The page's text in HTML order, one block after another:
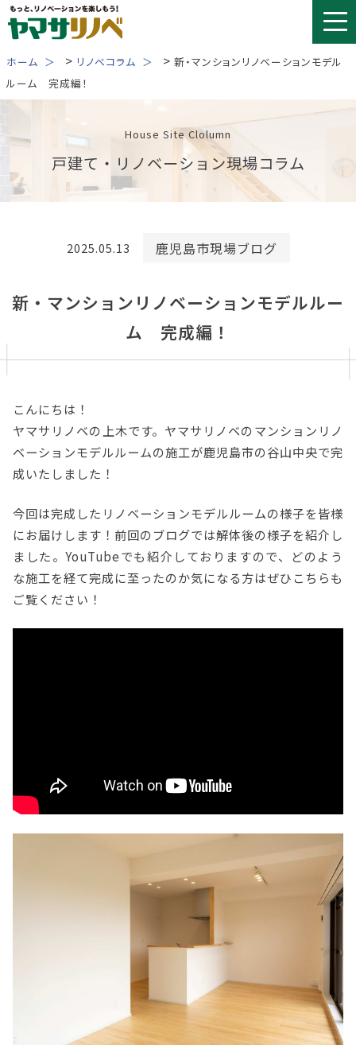
Skip
to
ホーム > リノベコラム > 新・マンションリノベーションモデル
ルーム 完成編！
House Site Clolumn
戸建て・リノベーション現場コラム
2025.05.13 鹿児島市現場ブログ
新・マンションリノベーションモデルルー
ム 完成編！
こんにちは！
ヤマサリノベの上木です。ヤマサリノベのマンションリノ
ベーションモデルルームの施工が鹿児島市の谷山中央で完
成いたしました！
今回は完成したリノベーションモデルルームの様子を皆様
にお届けします！前回のブログでは解体後の様子を紹介し
ました。YouTubeでも紹介しておりますので、どのよう
な施工を経て完成に至ったのか気になる方はぜひこちらも
ご覧ください！